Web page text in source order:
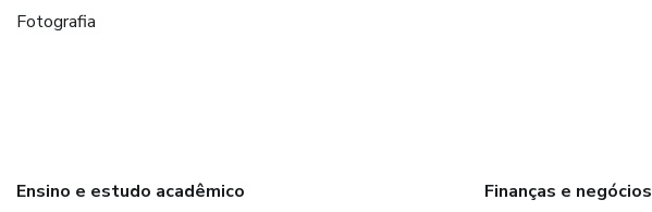
Fotografia
Ensino e estudo acadêmico
Finanças e negócios